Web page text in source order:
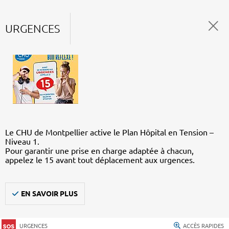
URGENCES
Le CHU de Montpellier active le Plan Hôpital en Tension –
Niveau 1.
Pour garantir une prise en charge adaptée à chacun,
appelez le 15 avant tout déplacement aux urgences.
EN SAVOIR PLUS
URGENCES ACCÈS RAPIDES